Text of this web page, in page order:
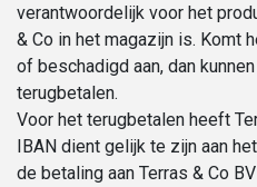
verantwoordelijk voor het
& Co in het magazijn is. Komt
of beschadigd aan, dan
terugbetalen.
Voor het terugbetalen heeft
IBAN dient gelijk te zijn aan
de betaling aan Terras & Co